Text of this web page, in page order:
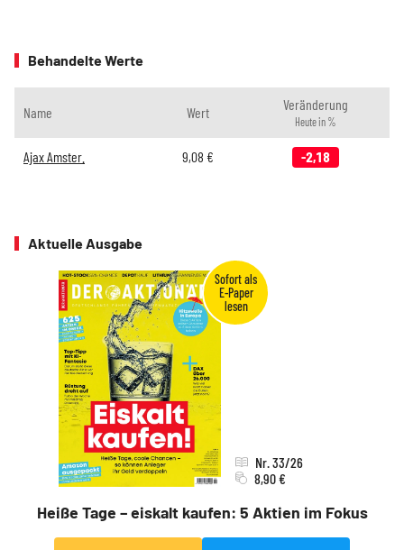
Behandelte Werte
Name Wert Veränderung
Heute in %
Ajax Amster. 9,08 € -2,18
Aktuelle Ausgabe
Heiße Tage – eiskalt kaufen: 5 Aktien im Fokus
Nr. 33/26
8,90 €